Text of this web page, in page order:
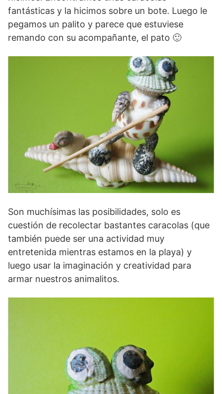
fantásticas y la hicimos sobre un bote. Luego le
pegamos un palito y parece que estuviese
remando con su acompañante, el pato 🙂
Son muchísimas las posibilidades, solo es
cuestión de recolectar bastantes caracolas (que
también puede ser una actividad muy
entretenida mientras estamos en la playa) y
luego usar la imaginación y creatividad para
armar nuestros animalitos.